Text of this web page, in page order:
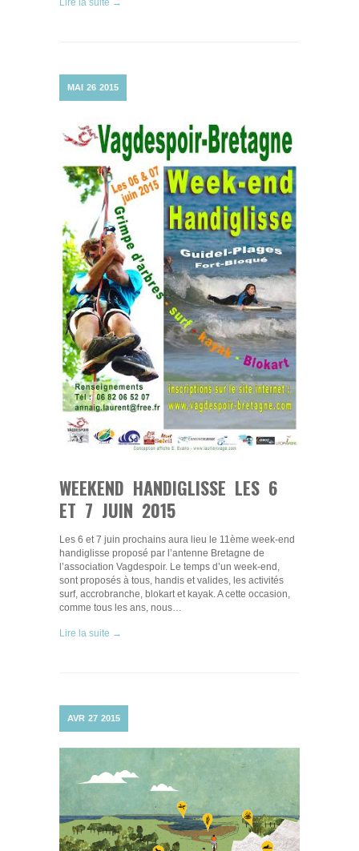
Lire la suite →
MAI 26 2015
WEEKEND HANDIGLISSE LES 6
ET 7 JUIN 2015
Les 6 et 7 juin prochains aura lieu le 11ème week-end
handiglisse proposé par l’antenne Bretagne de
l’association Vagdespoir. Le temps d’un week-end,
sont proposés à tous, handis et valides, les activités
surf, accrobranche, blokart et kayak. A cette occasion,
comme tous les ans, nous…
Lire la suite →
AVR 27 2015